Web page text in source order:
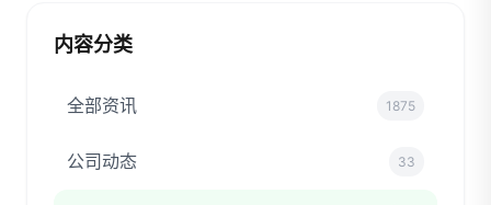
内容分类
全部资讯 1875
公司动态 33